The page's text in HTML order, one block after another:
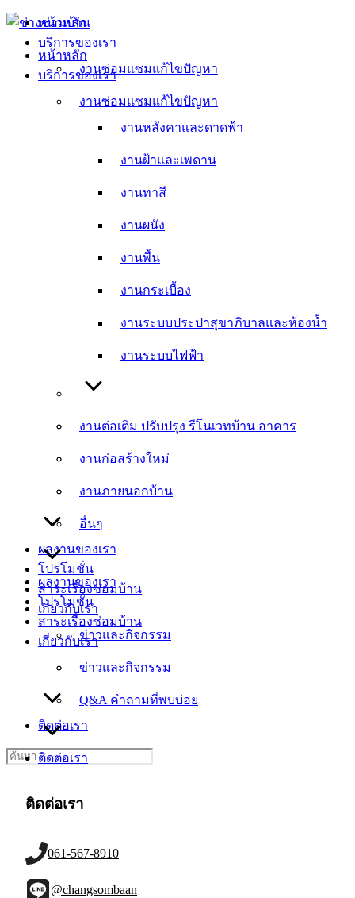
Skip
content
หน้าหลัก
บริการของเรา
งานซ่อมแซมแก้ไขปัญหา
งานหลังคาและดาดฟ้า
งานฝ้าและเพดาน
งานทาสี
งานผนัง
งานพื้น
งานกระเบื้อง
งานระบบประปาสุขาภิบาลและห้องน้ำ
งานระบบไฟฟ้า
งานต่อเติม ปรับปรุง รีโนเวทบ้าน อาคาร
งานก่อสร้างใหม่
งานภายนอกบ้าน
อื่นๆ
ผลงานของเรา
โปรโมชั่น
สาระเรื่องซ่อมบ้าน
เกี่ยวกับเรา
ข่าวและกิจกรรม
Q&A คำถามที่พบบ่อย
ติดต่อเรา
หน้าหลัก
บริการของเรา
งานซ่อมแซมแก้ไขปัญหา
งานหลังคาและดาดฟ้า
งานฝ้าและเพดาน
งานทาสี
งานผนัง
งานพื้น
งานกระเบื้อง
งานระบบประปาสุขาภิบาลและห้องน้ำ
งานระบบไฟฟ้า
งานต่อเติม ปรับปรุง รีโนเวทบ้าน อาคาร
งานก่อสร้างใหม่
งานภายนอกบ้าน
อื่นๆ
ผลงานของเรา
โปรโมชั่น
สาระเรื่องซ่อมบ้าน
เกี่ยวกับเรา
ข่าวและกิจกรรม
Q&A คำถามที่พบบ่อย
ติดต่อเรา
Search
for:
ติดต่อเรา
061-567-8910
@changsombaan